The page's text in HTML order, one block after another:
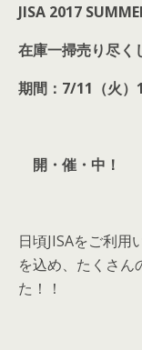
JISA 2017
在庫一掃売り尽く
期間：7/11（火
開・催・中！
日頃JISAをご利用
を込め、たくさん
た！！